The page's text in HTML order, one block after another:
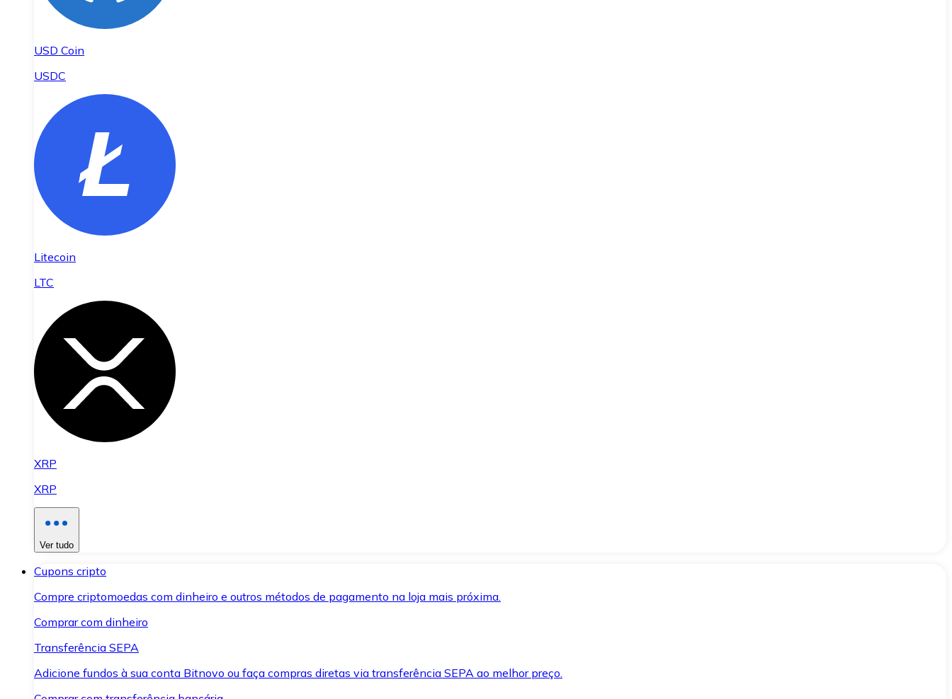
USD Coin
USDC
Litecoin
LTC
XRP
XRP
Ver tudo
Cupons cripto
Compre criptomoedas com dinheiro e outros métodos de pagamento na loja mais próxima.
Comprar com dinheiro
Transferência SEPA
Adicione fundos à sua conta Bitnovo ou faça compras diretas via transferência SEPA ao melhor preço.